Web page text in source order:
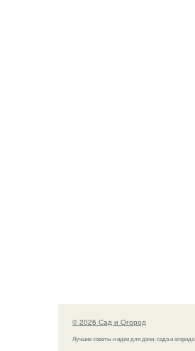
© 2026 Сад и Огород
Лучшие советы и идеи для дачи, сада и огорода